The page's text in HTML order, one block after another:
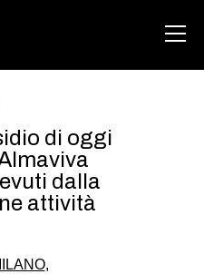
di oggi
dalla
attività
,